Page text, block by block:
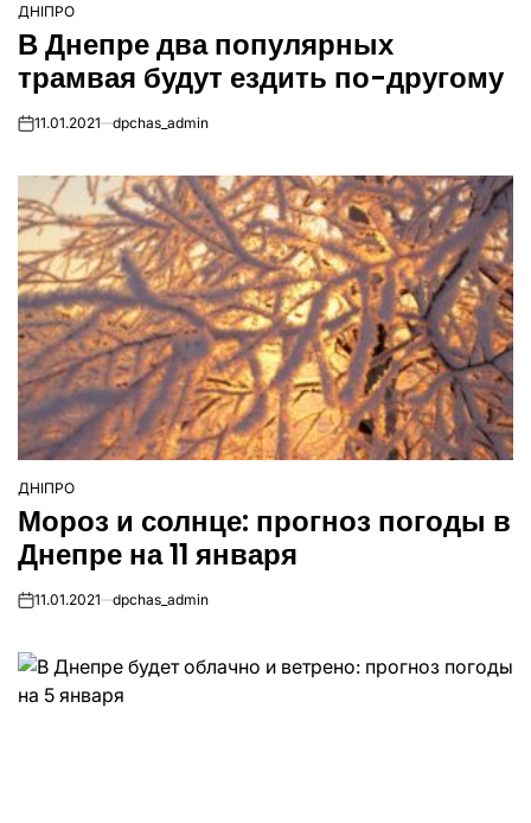
ОПУБЛІКУВАТИ
У
ДНІПРО
В Днепре два популярных
трамвая будут ездить по-другому
on11.01.2021 dpchas_admin
ОПУБЛІКУВАТИ
У
ДНІПРО
Мороз и солнце: прогноз погоды в
Днепре на 11 января
on11.01.2021 dpchas_admin